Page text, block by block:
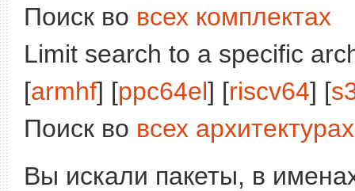
Поиск во всех комплектах
Limit search to a specific
[armhf] [ppc64el] [riscv64] [
Поиск во всех архитектурах
Вы искали пакеты, в